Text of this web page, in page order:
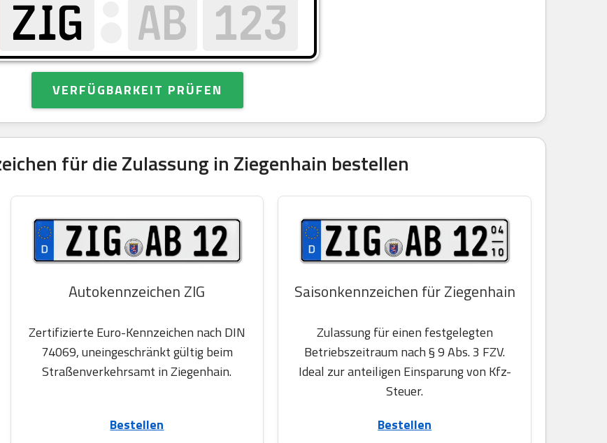
VERFÜGBARKEIT PRÜFEN
für die Zulassung in Ziegenhain bestellen
Autokennzeichen ZIG
Zertifizierte Euro-Kennzeichen nach DIN
74069, uneingeschränkt gültig beim
Straßenverkehrsamt in Ziegenhain.
Bestellen
Saisonkennzeichen für Ziegenhain
Zulassung für einen festgelegten
Betriebszeitraum nach § 9 Abs. 3 FZV.
Ideal zur anteiligen Einsparung von Kfz-
Steuer.
Bestellen